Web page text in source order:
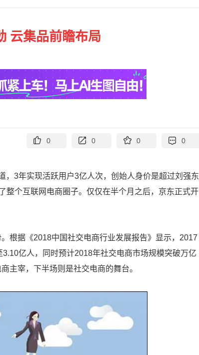
云集品前瞻布局
0 0 0 0
3年实现活跃用户3亿人次，创始人身价是超过刘强东
整个互联网电商圈子。仅仅在半个月之后，京东正式开
根据《2018中国社交电商行业发展报告》显示，2017
亿人，同时预计2018年社交电商市场规模突破万亿
主宰，下半场则是社交电商的舞台。